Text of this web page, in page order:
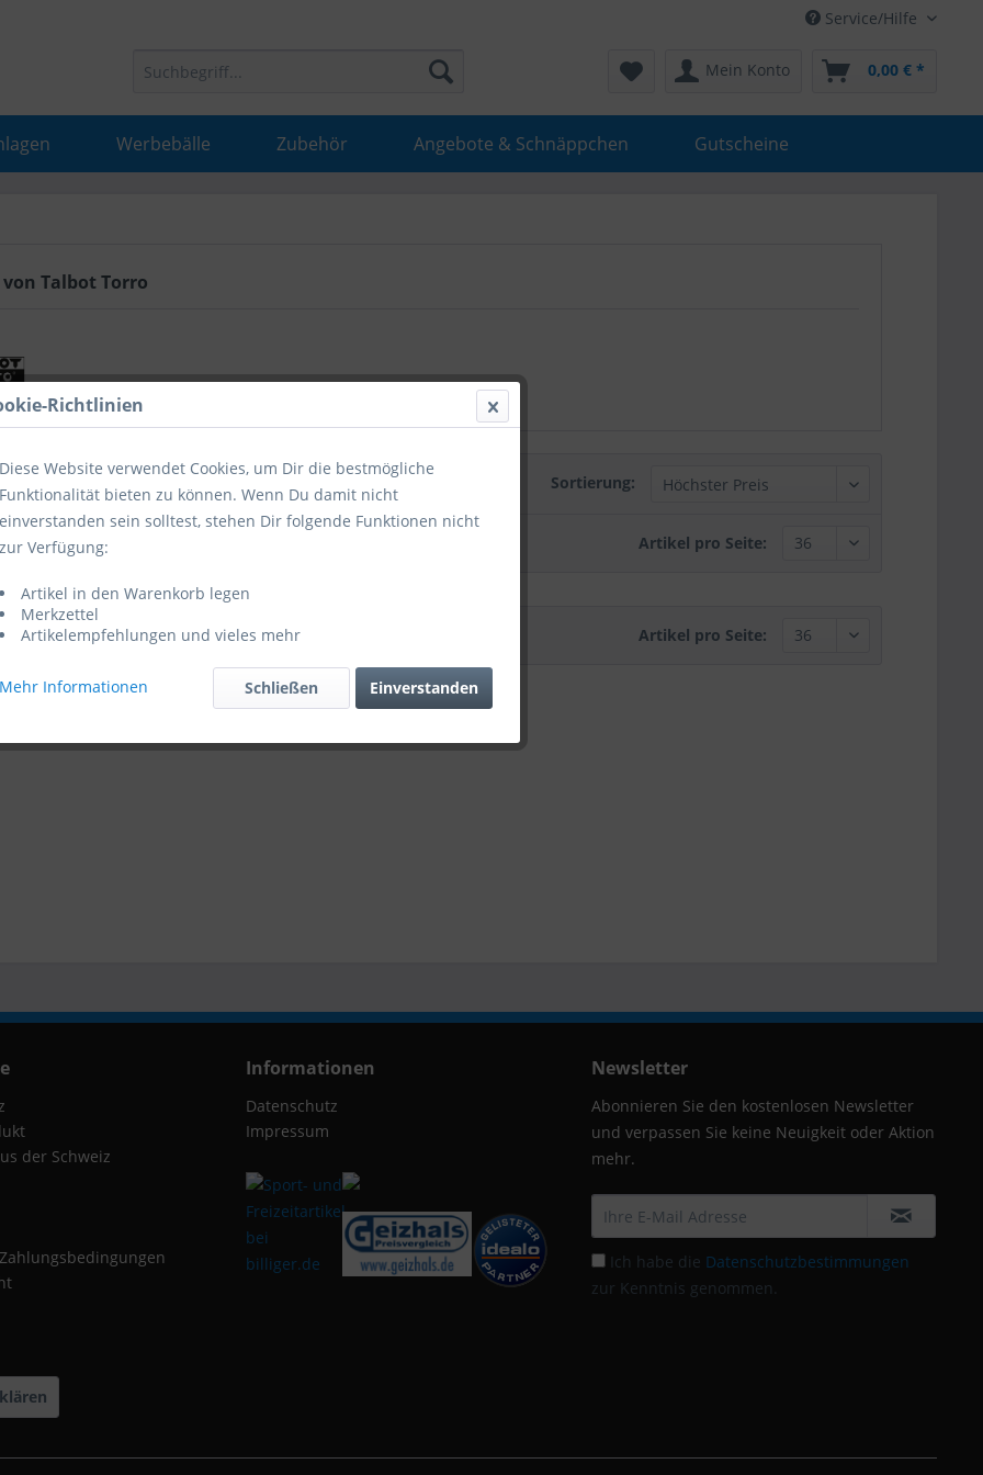
Service/Hilfe
Mein Konto 0,00 € *
Werbebälle Zubehör Angebote & Schnäppchen Gutscheine
Talbot Torro
Sortierung:
Artikel pro Seite:
Artikel pro Seite:
der Schweiz
Informationen
Datenschutz
Impressum
Newsletter
Abonnieren Sie den kostenlosen Newsletter
und verpassen Sie keine Neuigkeit oder Aktion
mehr.
Ich habe die Datenschutzbestimmungen
zur Kenntnis genommen.
Richtlinien
Diese Website verwendet Cookies, um Dir die bestmögliche
Funktionalität bieten zu können. Wenn Du damit nicht
einverstanden sein solltest, stehen Dir folgende Funktionen nicht
zur Verfügung:
Artikel in den Warenkorb legen
Merkzettel
Artikelempfehlungen und vieles mehr
Mehr Informationen Einverstanden
Schließen